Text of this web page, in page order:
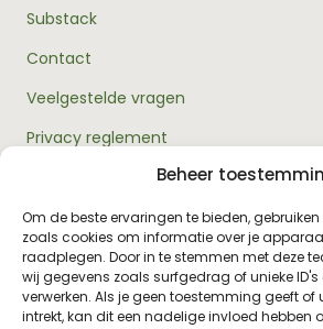
Beheer
Om de beste ervaringen te bieden,
zoals cookies om informatie over je
raadplegen. Door in te stemmen met deze
wij gegevens zoals surfgedrag of unieke ID's
verwerken. Als je geen toestemming geeft
intrekt, kan dit een nadelige invloed hebben
Substack
Contact
Veelgestelde vragen
Privacy reglement
Algemene voorwaarden
Over ons
RouwExpertise.nl is een initiatief van
hét kennisplatform over rouw en
betrouwbare informatie en
iedereen die met rouw te maken